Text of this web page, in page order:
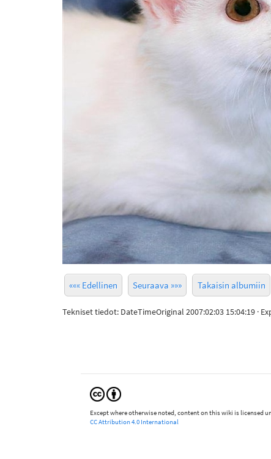
««« Edellinen Seuraava »»» Takaisin albumiin
Tekniset tiedot: DateTimeOriginal 2007:02:03 15:04:19 ·
Except where otherwise noted, content on this wiki is licensed
CC Attribution 4.0 International